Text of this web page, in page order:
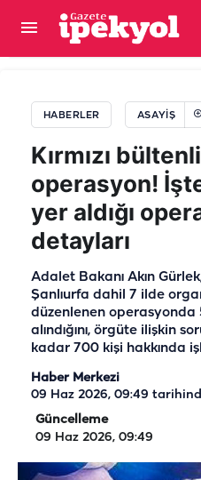
HABERLER ASAYIŞ
Kırmızı
operasyon!
yer aldığı
detayları
Adalet Bakanı Akın
Şanlıurfa dahil 7 ilde
düzenlenen operasyonda
alındığını, örgüte ilişkin
kadar 700 kişi hakkında
Haber Merkezi
09 Haz 2026, 09:49
Güncelleme
09 Haz 2026, 09:49
Şanlıurfa'da havaya